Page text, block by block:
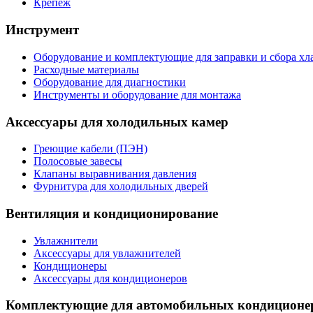
Крепеж
Инструмент
Оборудование и комплектующие для заправки и сбора
Расходные материалы
Оборудование для диагностики
Инструменты и оборудование для монтажа
Аксессуары для холодильных камер
Греющие кабели (ПЭН)
Полосовые завесы
Клапаны выравнивания давления
Фурнитура для холодильных дверей
Вентиляция и кондиционирование
Увлажнители
Аксессуары для увлажнителей
Кондиционеры
Аксессуары для кондиционеров
Комплектующие для автомобильных